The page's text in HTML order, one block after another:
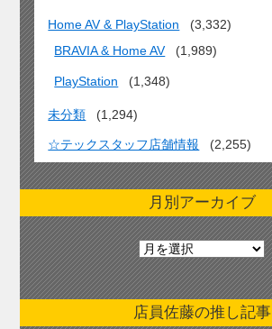
Home AV & PlayStation
(3,332)
BRAVIA & Home AV
(1,989)
PlayStation (1,348)
未分類 (1,294)
☆テックスタッフ店舗情報 (2,255)
月別アーカイブ
月
別
ア
ー
カ店員佐藤の推し記事